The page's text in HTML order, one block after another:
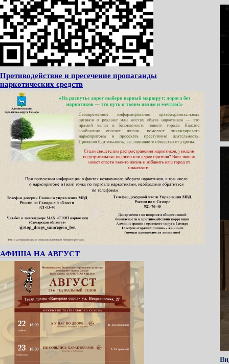
Противодействие и пресечение пропаганды
наркотических средств
АФИША НА АВГУСТ